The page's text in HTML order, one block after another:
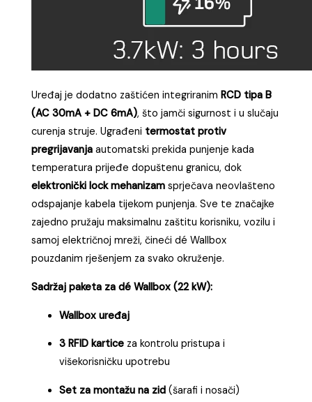
Uređaj je dodatno zaštićen integriranimRCD tipa B
(AC 30mA + DC 6mA), što jamči sigurnost i u slučaju
curenja struje. Ugrađeni termostat protiv
pregrijavanja automatski prekida punjenje kada
temperatura prijeđe dopuštenu granicu, dok
elektronički lock mehanizam sprječava neovlašteno
odspajanje kabela tijekom punjenja. Sve te značajke
zajedno pružaju maksimalnu zaštitu korisniku, vozilu i
samoj električnoj mreži, čineći dé Wallbox
pouzdanim rješenjem za svako okruženje.
Sadržaj paketa za dé Wallbox (22 kW):
Wallbox uređaj
3 RFID kartice za kontrolu pristupa i
višekorisničku upotrebu
Set za montažu na zid (šarafi i nosači)